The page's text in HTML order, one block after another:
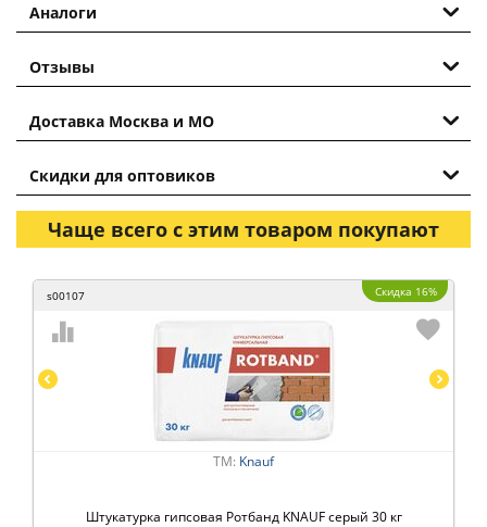
Аналоги
Отзывы
Доставка Москва и МО
Скидки для оптовиков
Чаще всего с этим товаром покупают
s00107 Скидка 16%
ТМ: Knauf
Штукатурка гипсовая Ротбанд KNAUF серый 30 кг